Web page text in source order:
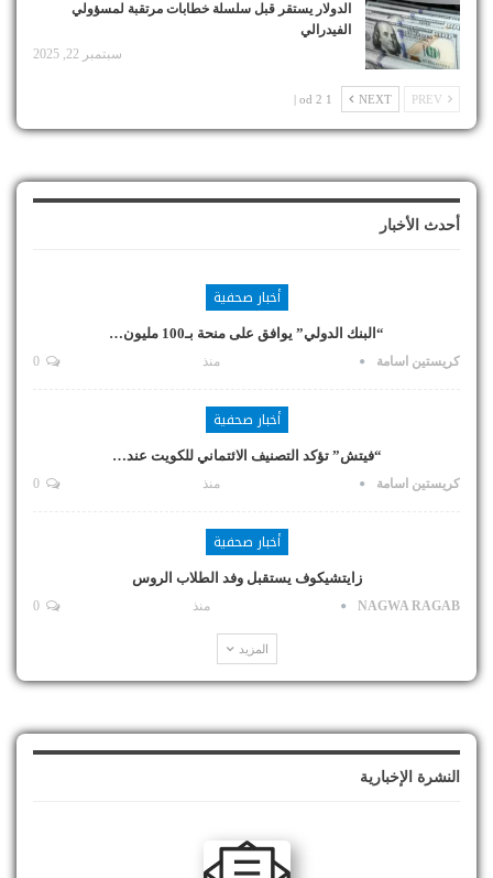
الدولار يستقر قبل سلسلة خطابات مرتقبة لمسؤولي
الفيدرالي
سبتمبر 22, 2025
NEXT
1 od 2 |
أحدث الأخبار
أخبار صحفية
“البنك الدولي” يوافق على منحة بـ100 مليون…
كريستين اسامة منذ
أخبار صحفية
“فيتش” تؤكد التصنيف الائتماني للكويت عند…
كريستين اسامة منذ
أخبار صحفية
زايتشيكوف يستقبل وفد الطلاب الروس
NAGWA RAGAB منذ
المزيد
النشرة الإخبارية